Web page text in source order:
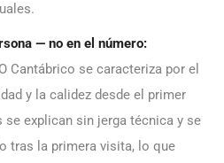
— no en el número:
Cantábrico se caracteriza por el
y la calidez desde el primer
explican sin jerga técnica y se
tras la primera visita, lo que